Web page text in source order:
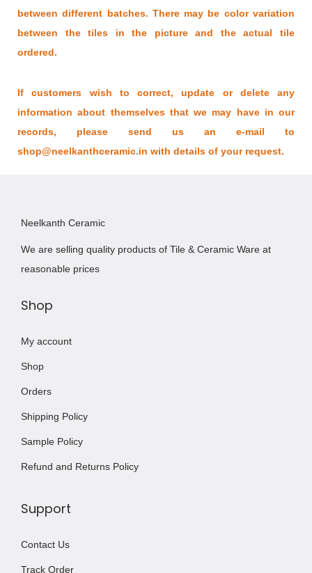
between different batches. There may be color variation
between the tiles in the picture and the actual tile
ordered.
If customers wish to correct, update or delete any
information about themselves that we may have in our
records, please send us an e-mail to
shop@neelkanthceramic.in with details of your request.
Neelkanth Ceramic
We are selling quality products of Tile & Ceramic Ware at
reasonable prices
Shop
My account
Shop
Orders
Shipping Policy
Sample Policy
Refund and Returns Policy
Support
Contact Us
Track Order